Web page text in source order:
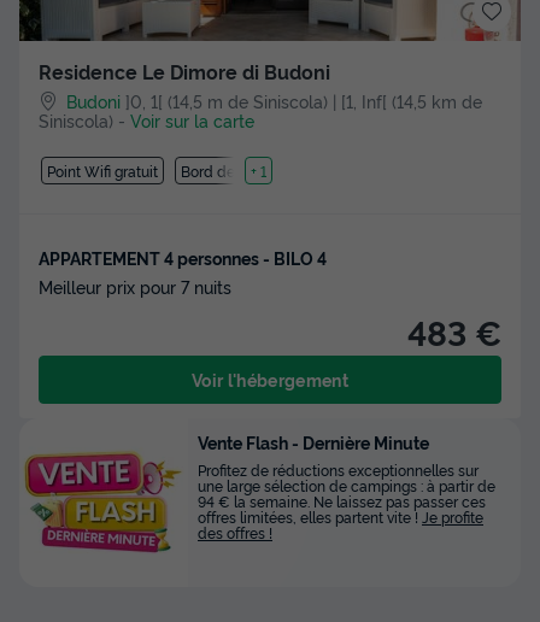
Residence Le Dimore di Budoni
Budoni ]0, 1[ (14,5 m de Siniscola) | [1, Inf[ (14,5 km de
Siniscola) - Voir sur la carte
Point Wifi gratuit Bord de mer
+ 1
APPARTEMENT 4 personnes - BILO 4
Meilleur prix pour 7 nuits
483 €
Voir l'hébergement
Vente Flash - Dernière Minute
Profitez de réductions exceptionnelles sur
une large sélection de campings : à partir de
94 € la semaine. Ne laissez pas passer ces
offres limitées, elles partent vite ! Je profite
des offres !